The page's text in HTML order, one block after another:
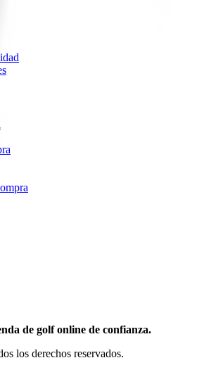
de golf online de confianza.
los derechos reservados.